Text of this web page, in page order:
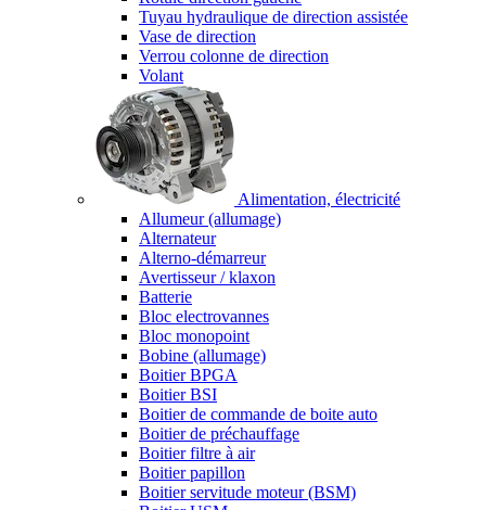
Tuyau hydraulique de direction assistée
Vase de direction
Verrou colonne de direction
Volant
Alimentation, électricité
Allumeur (allumage)
Alternateur
Alterno-démarreur
Avertisseur / klaxon
Batterie
Bloc electrovannes
Bloc monopoint
Bobine (allumage)
Boitier BPGA
Boitier BSI
Boitier de commande de boite auto
Boitier de préchauffage
Boitier filtre à air
Boitier papillon
Boitier servitude moteur (BSM)